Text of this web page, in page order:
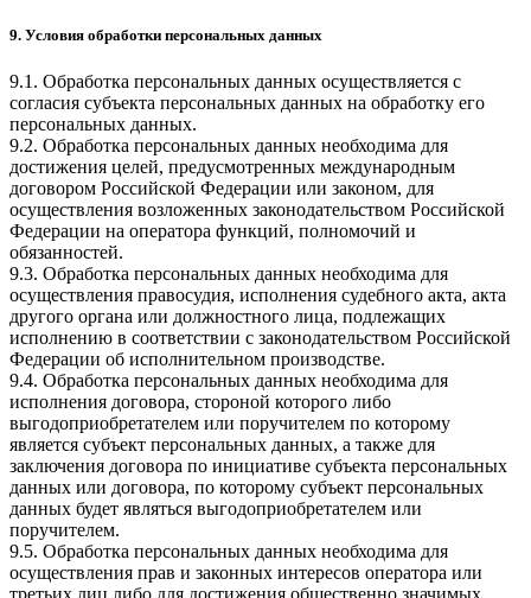
9. Условия обработки персональных данных
9.1. Обработка персональных данных осуществляется с
согласия субъекта персональных данных на обработку его
персональных данных.
9.2. Обработка персональных данных необходима для
достижения целей, предусмотренных международным
договором Российской Федерации или законом, для
осуществления возложенных законодательством Российской
Федерации на оператора функций, полномочий и
обязанностей.
9.3. Обработка персональных данных необходима для
осуществления правосудия, исполнения судебного акта, акта
другого органа или должностного лица, подлежащих
исполнению в соответствии с законодательством Российской
Федерации об исполнительном производстве.
9.4. Обработка персональных данных необходима для
исполнения договора, стороной которого либо
выгодоприобретателем или поручителем по которому
является субъект персональных данных, а также для
заключения договора по инициативе субъекта персональных
данных или договора, по которому субъект персональных
данных будет являться выгодоприобретателем или
поручителем.
9.5. Обработка персональных данных необходима для
осуществления прав и законных интересов оператора или